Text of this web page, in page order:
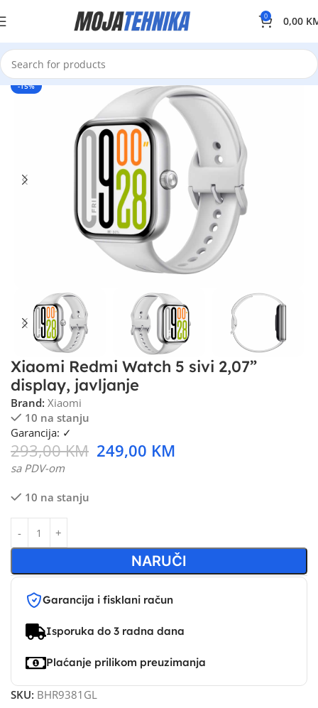
0 0,00
-15%
Xiaomi Redmi Watch 5 sivi 2,07”
display, javljanje
Brand: Xiaomi
10 na stanju
Garancija: ✓
293,00KM 249,00 KM
sa PDV-om
10 na stanju
NARUČI
Garancija i fisklani račun
Isporuka do 3 radna dana
Plaćanje prilikom preuzimanja
SKU: BHR9381GL